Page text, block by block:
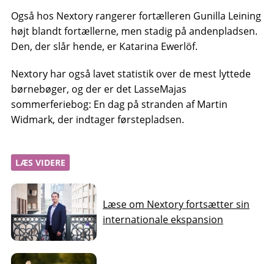
Også hos Nextory rangerer fortælleren Gunilla Leining
højt blandt fortællerne, men stadig på andenpladsen.
Den, der slår hende, er Katarina Ewerlöf.
Nextory har også lavet statistik over de mest lyttede
børnebøger, og der er det LasseMajas
sommerferiebog: En dag på stranden af Martin
Widmark, der indtager førstepladsen.
LÆS VIDERE
Læse om Nextory fortsætter sin
internationale ekspansion